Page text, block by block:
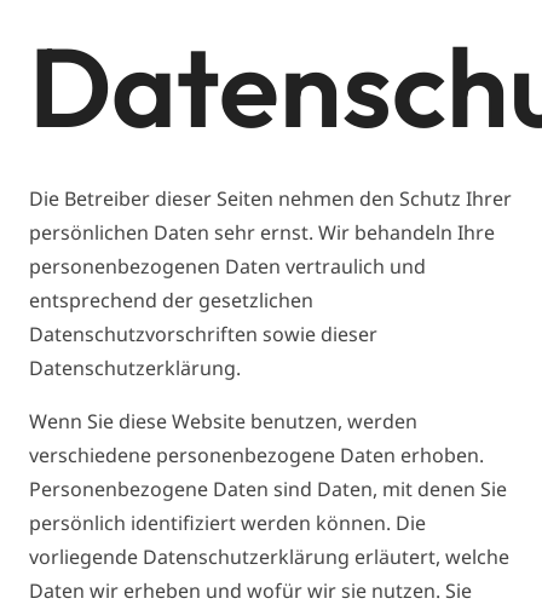
Die Betreiber dieser Seiten nehmen den Schutz Ihrer
persönlichen Daten sehr ernst. Wir behandeln Ihre
personenbezogenen Daten vertraulich und
entsprechend der gesetzlichen
Datenschutzvorschriften sowie dieser
Datenschutzerklärung.
Wenn Sie diese Website benutzen, werden
verschiedene personenbezogene Daten erhoben.
Personenbezogene Daten sind Daten, mit denen Sie
persönlich identifiziert werden können. Die
vorliegende Datenschutzerklärung erläutert, welche
Daten wir erheben und wofür wir sie nutzen. Sie